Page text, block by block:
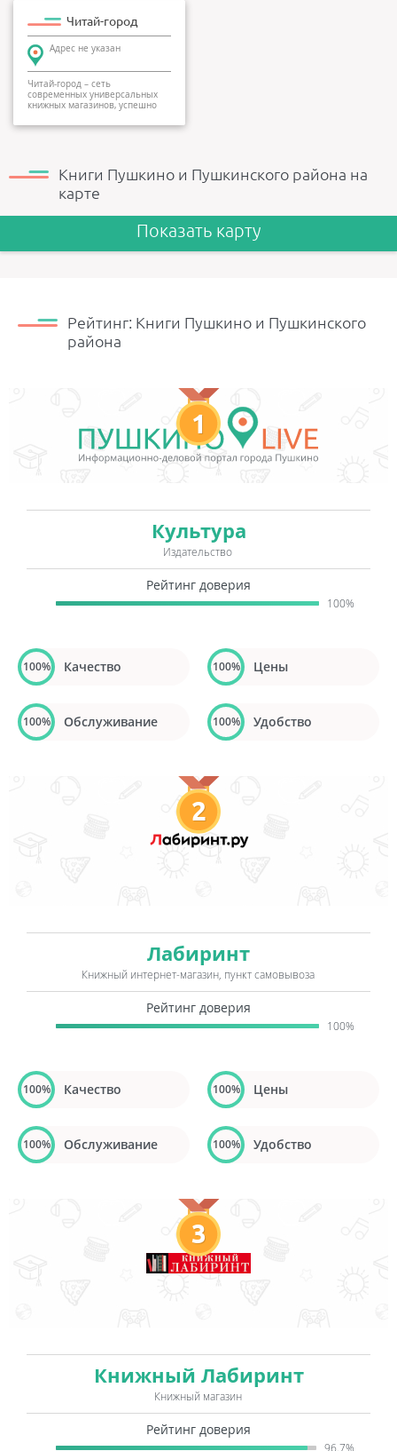
Читай-город
Адрес не указан
Читай-город – сеть
современных универсальных
книжных магазинов, успешно
Книги Пушкино и Пушкинского района на
карте
Показать карту
Рейтинг: Книги Пушкино и Пушкинского
района
1
Культура
Издательство
Рейтинг доверия
100%
100% Качество 100% Цены
100% Обслуживание 100% Удобство
2
Лабиринт
Книжный интернет-магазин, пункт самовывоза
Рейтинг доверия
100%
100% Качество 100% Цены
100% Обслуживание 100% Удобство
3
Книжный Лабиринт
Книжный магазин
Рейтинг доверия
96.7%